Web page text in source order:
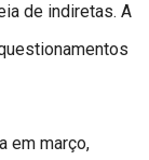
de indiretas. A
em março,